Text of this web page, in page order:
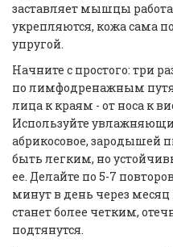
заставляет мышцы
укрепляются, кожа сама
упругой.
Начните с простого: три
по лимфодренажным
лица к краям - от носа к
Используйте
абрикосовое, зародышей
быть легким, но
ее. Делайте по 5-7
минут в день через месяц
станет более четким,
подтянутся.